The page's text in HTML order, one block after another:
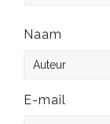
Naam
E-mail